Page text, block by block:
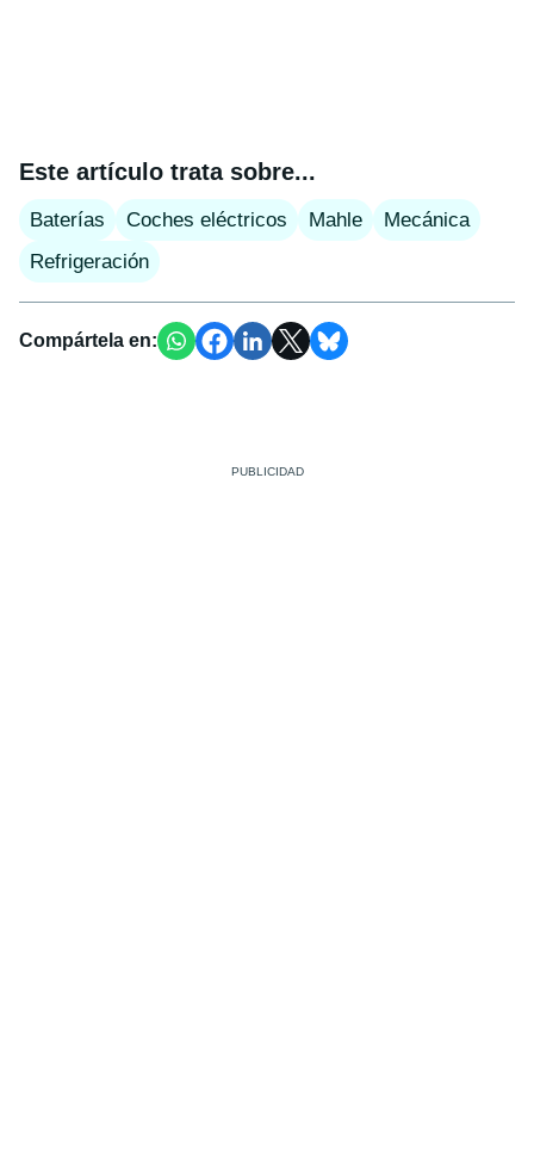
Este artículo trata sobre...
Baterías Coches eléctricos Mahle
Mecánica
Refrigeración
Compártela en: